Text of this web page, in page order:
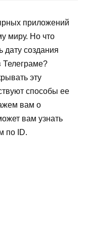
приложений
миру. Но что
дату создания
Телеграме?
эту
способы ее
вам о
вам узнать
по ID.